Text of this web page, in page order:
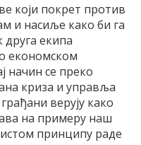
који покрет против
и насиље како би га
екипа
економском
начин се преко
криза и управља
верују како
на примеру наш
принципу раде